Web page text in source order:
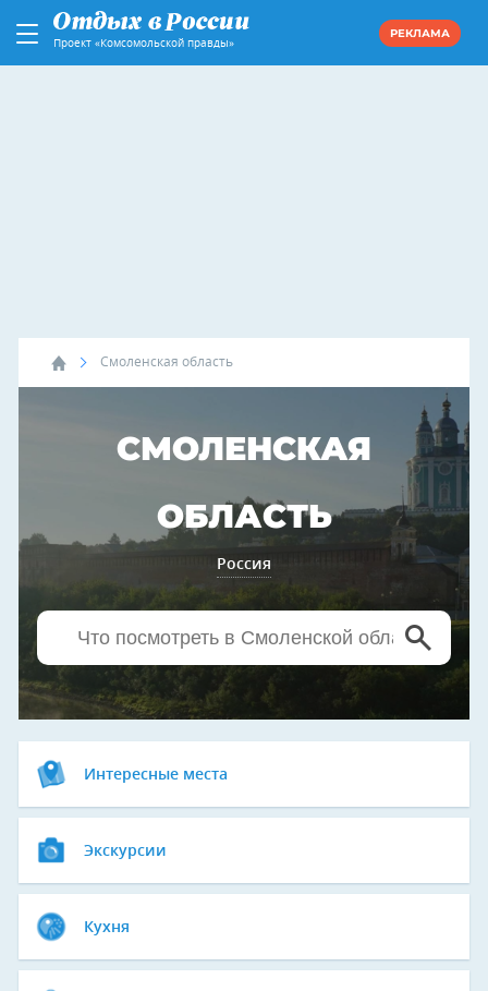
Проект «Комсомольской правды»
РЕКЛАМА
Смоленская область
СМОЛЕНСКАЯ
ОБЛАСТЬ
Россия
Интересные места
Экскурсии
Кухня